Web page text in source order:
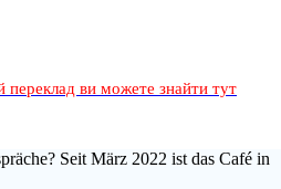
переклад ви можете знайти тут
Seit März 2022 ist das Café in